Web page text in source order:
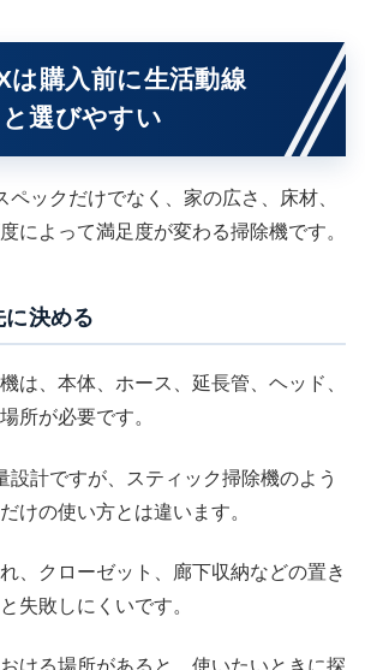
は購入前に生活動線
選びやすい
ックだけでなく、家の広さ、床材、
によって満足度が変わる掃除機です。
に決める
は、本体、ホース、延長管、ヘッド、
所が必要です。
設計ですが、スティック掃除機のよう
けの使い方とは違います。
、クローゼット、廊下収納などの置き
失敗しにくいです。